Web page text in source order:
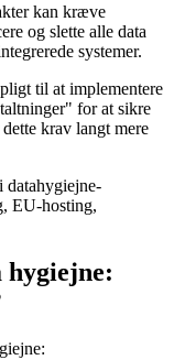
kan kræve
og slette alle data
systemer.
til at implementere
for at sikre
krav langt mere
datahygiejne-
EU-hosting,
hygiejne: